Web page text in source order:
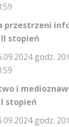
przestrzeni
stopień
godz.
i
stopień
godz.